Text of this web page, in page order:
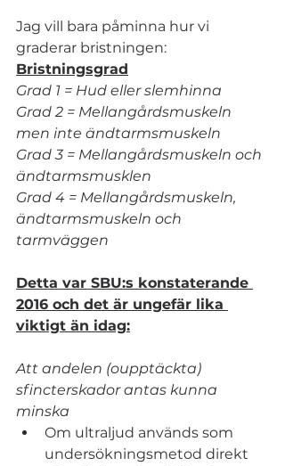
Jag vill bara påminna hur vi
graderar bristningen:
Bristningsgrad
Grad 1 = Hud eller slemhinna
Grad 2 = Mellangårdsmuskeln
men inte ändtarmsmuskeln
Grad 3 = Mellangårdsmuskeln och
ändtarmsmusklen
Grad 4 = Mellangårdsmuskeln,
ändtarmsmuskeln och
tarmväggen
Detta var SBU:s konstaterande
2016 och det är ungefär lika
viktigt än idag:
Att andelen (oupptäckta)
sfincterskador antas kunna
minska
Om ultraljud används som
undersökningsmetod direkt